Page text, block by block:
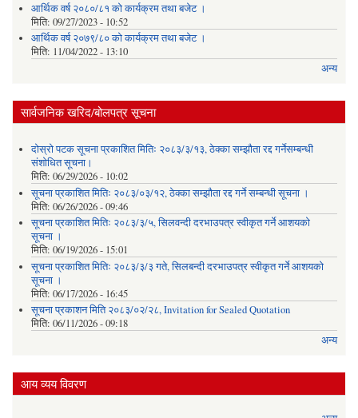
आर्थिक वर्ष २०८०/८१ को कार्यक्रम तथा बजेट ।
मिति: 09/27/2023 - 10:52
आर्थिक वर्ष २०७९/८० को कार्यक्रम तथा बजेट ।
मिति: 11/04/2022 - 13:10
अन्य
सार्वजनिक खरिद/बोलपत्र सूचना
दोस्रो पटक सूचना प्रकाशित मितिः २०८३/३/१३, ठेक्का सम्झौता रद्द गर्नेसम्बन्धी
संशोधित सूचना।
मिति: 06/29/2026 - 10:02
सूचना प्रकाशित मितिः २०८३/०३/१२, ठेक्का सम्झौता रद्द गर्ने सम्बन्धी सूचना ।
मिति: 06/26/2026 - 09:46
सूचना प्रकाशित मितिः २०८३/३/५, सिलवन्दी दरभाउपत्र स्वीकृत गर्ने आशयको
सूचना ।
मिति: 06/19/2026 - 15:01
सूचना प्रकाशित मितिः २०८३/३/३ गते, सिलबन्दी दरभाउपत्र स्वीकृत गर्ने आशयको
सूचना ।
मिति: 06/17/2026 - 16:45
सूचना प्रकाशन मिति २०८३/०२/२८, Invitation for Sealed Quotation
मिति: 06/11/2026 - 09:18
अन्य
आय व्यय विवरण